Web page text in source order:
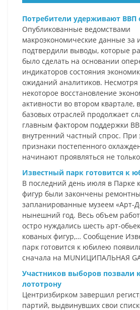
Потребители удерживают ВВП
Опубликованные ведомствами
макроэкономические данные за
подтвердили выводы, которые
было сделать на основании
индикаторов состояния
ожиданий аналитиков. Несмотря
некоторое восстановление
активности во втором квартале,
базовых отраслей продолжает
главным фактором поддержки
внутренний частный спрос. При
признаки постепенного
начинают проявляться не
Известный парк готовится к
В последний день июля в Парке
фигур были закончены
запланированные музеем «Арт-
нынешний год. Весь объем
остро нуждались шесть арт-
кованых фигур,… Сообщение
парк готовится к юбилею
сначала на MUNИЦИПАЛЬНАЯ
Участников выборов позвали
лототрону
Центризбирком завершил
партий, выдвинувших свои